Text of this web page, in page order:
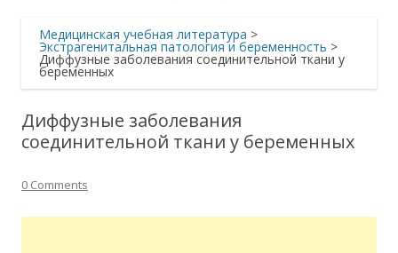
Медицинская учебная литература >
Экстрагенитальная патология и беременность >
Диффузные заболевания соединительной ткани у
беременных
Диффузные заболевания
соединительной ткани у беременных
0 Comments